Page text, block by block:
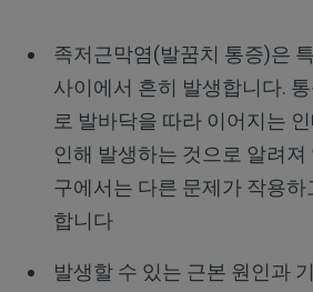
족저근막염(발꿈치 통증)은
사이에서 흔히 발생합니다.
로 발바닥을 따라 이어지는
인해 발생하는 것으로 알려져
구에서는 다른 문제가 작용
합니다
발생할 수 있는 근본 원인과